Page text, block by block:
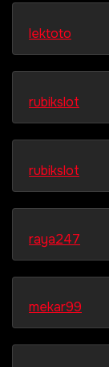
lektoto
rubikslot
rubikslot
raya247
mekar99